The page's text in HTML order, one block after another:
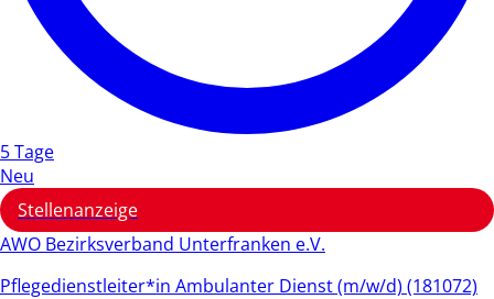
5 Tage
Neu
Stellenanzeige
AWO Bezirksverband Unterfranken e.V.
Pflegedienstleiter*in Ambulanter Dienst (m/w/d) (181072)